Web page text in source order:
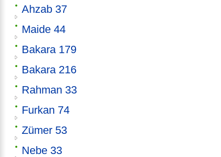
Ahzab 37
Maide 44
Bakara 179
Bakara 216
Rahman 33
Furkan 74
Zümer 53
Nebe 33